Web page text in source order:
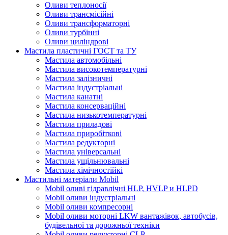
Оливи теплоносії
Оливи трансмісійні
Оливи трансформаторні
Оливи турбінні
Оливи циліндрові
Мастила пластичні ГОСТ та ТУ
Мастила автомобільні
Мастила високотемпературні
Мастила залізничні
Мастила індустріальні
Мастила канатні
Мастила консерваційні
Мастила низькотемпературні
Мастила приладові
Мастила приробіткові
Мастила редукторні
Мастила універсальні
Мастила ущільнювальні
Мастила хімічностійкі
Мастильні матеріали Mobil
Mobil оливі гідравлічні HLP, HVLP и HLPD
Mobil оливи індустріальні
Mobil оливи компресорні
Mobil оливи моторні LKW вантажівок, автобусів,
будівельної та дорожньої техніки